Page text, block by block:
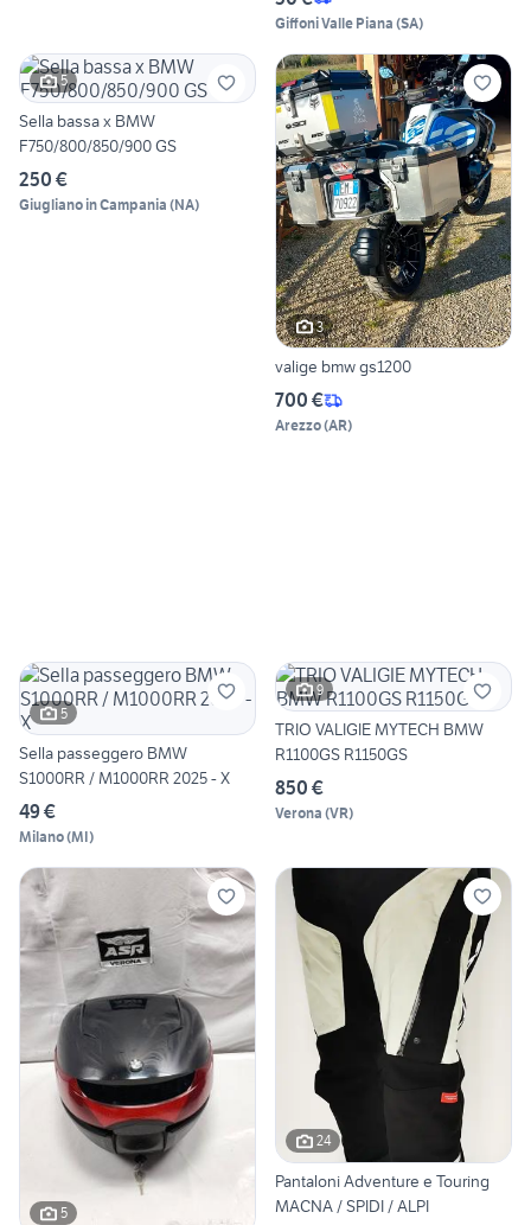
Giffoni Valle Piana (SA)
5
Sella bassa x BMW
F750/800/850/900 GS
250 €
Giugliano in Campania (NA)
3
valige bmw gs1200
700 €
Arezzo(AR)
5
Sella passeggero BMW
S1000RR / M1000RR 2025 - X
49 €
Milano(MI)
9
TRIO VALIGIE MYTECH BMW
R1100GS R1150GS
850 €
Verona (VR)
5
24
Pantaloni Adventure e Touring
MACNA / SPIDI / ALPI